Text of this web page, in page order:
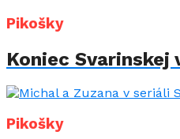
Pikošky
Koniec
Pikošky